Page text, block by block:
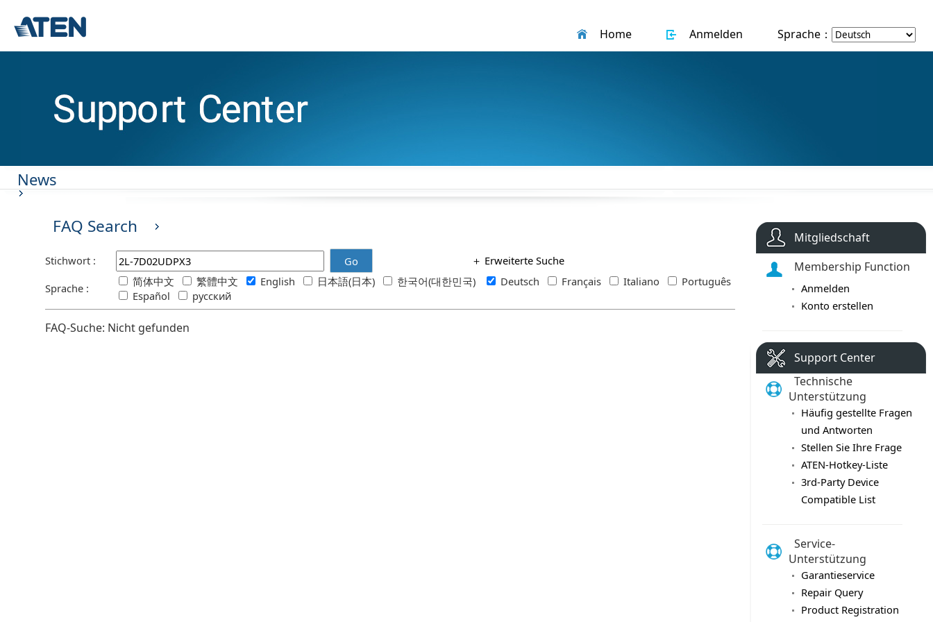
Home Anmelden Sprache：
News
FAQ Search
Stichwort : Go ＋ Erweiterte Suche
Sprache :
简体中文 繁體中文 English 日本語(日本) 한국어(대한민국) Deutsch Français Italiano
Português
Español
русский
Mitgliedschaft
Membership Function
Anmelden
Konto erstellen
Support Center
Technische
Unterstützung
Häufig gestellte Fragen
und Antworten
Stellen Sie Ihre Frage
ATEN-Hotkey-Liste
3rd-Party Device
Compatible List
Service-
Unterstützung
Garantieservice
Repair Query
Product Registration